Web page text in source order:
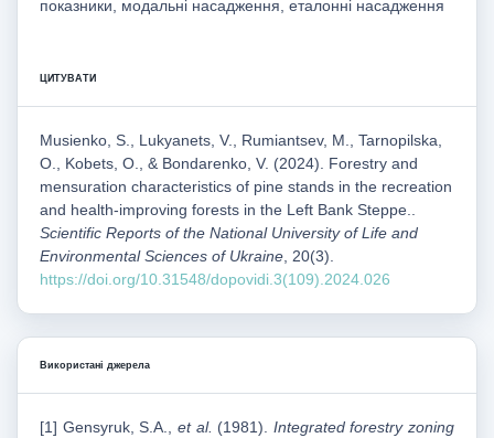
показники, модальні насадження, еталонні насадження
ЦИТУВАТИ
Musienko, S., Lukyanets, V., Rumiantsev, M., Tarnopilska,
O., Kobets, O., & Bondarenko, V. (2024). Forestry and
mensuration characteristics of pine stands in the recreation
and health-improving forests in the Left Bank Steppe..
Scientific Reports of the National University of Life and
Environmental Sciences of Ukraine , 20(3).
https://doi.org/10.31548/dopovidi.3(109).2024.026
Використані джерела
[1] Gensyruk, S.A., et al. (1981). Integrated forestry zoning